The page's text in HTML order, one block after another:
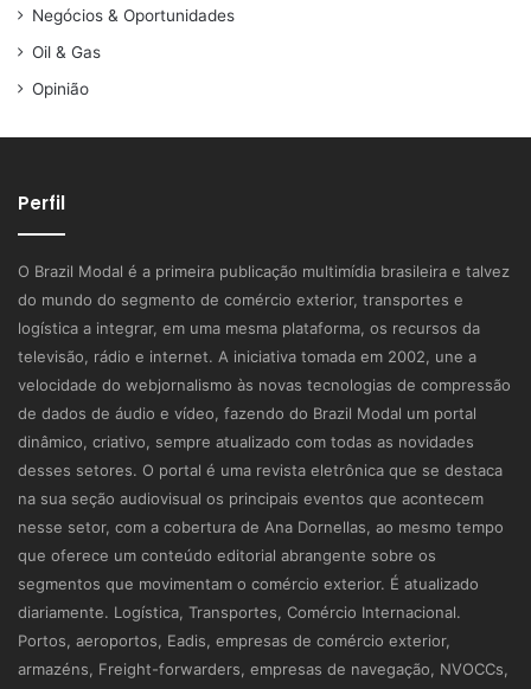
Negócios & Oportunidades
Oil & Gas
Opinião
Perfil
O Brazil Modal é a primeira publicação multimídia brasileira e talvez
do mundo do segmento de comércio exterior, transportes e
logística a integrar, em uma mesma plataforma, os recursos da
televisão, rádio e internet. A iniciativa tomada em 2002, une a
velocidade do webjornalismo às novas tecnologias de compressão
de dados de áudio e vídeo, fazendo do Brazil Modal um portal
dinâmico, criativo, sempre atualizado com todas as novidades
desses setores. O portal é uma revista eletrônica que se destaca
na sua seção audiovisual os principais eventos que acontecem
nesse setor, com a cobertura de Ana Dornellas, ao mesmo tempo
que oferece um conteúdo editorial abrangente sobre os
segmentos que movimentam o comércio exterior. É atualizado
diariamente. Logística, Transportes, Comércio Internacional.
Portos, aeroportos, Eadis, empresas de comércio exterior,
armazéns, Freight-forwarders, empresas de navegação, NVOCCs,